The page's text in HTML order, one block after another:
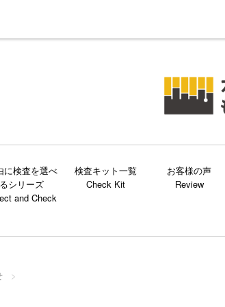
に検査を選べ
るシリーズ
検査キット一覧 お客様の声
>